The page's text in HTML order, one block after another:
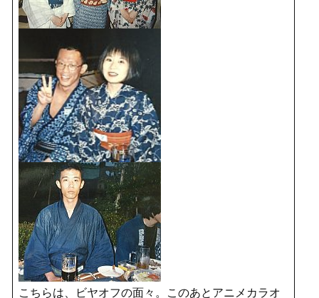
こちらは、ビヤオフの面々。このあとアニメカラオ